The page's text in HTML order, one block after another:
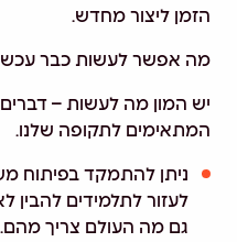
הזמן ליצור מחדש.
מה אפשר לעשות כבר
יש המון מה לעשות –
המתאימים לתקופה שלנו.
ניתן להתמקד בפיתוח
לעזור לתלמידים להבין
גם מה העולם צריך מהם.